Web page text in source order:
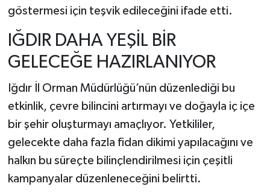
göstermesi için teşvik edileceğini ifade etti.
IĞDIR DAHA YEŞİL BİR
GELECEĞE HAZIRLANIYOR
Iğdır İl Orman Müdürlüğü’nün düzenlediği bu
etkinlik, çevre bilincini artırmayı ve doğayla iç içe
bir şehir oluşturmayı amaçlıyor. Yetkililer,
gelecekte daha fazla fidan dikimi yapılacağını ve
halkın bu süreçte bilinçlendirilmesi için çeşitli
kampanyalar düzenleneceğini belirtti.